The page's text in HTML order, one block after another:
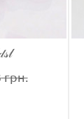
грн.